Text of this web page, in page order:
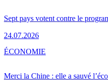
Sept pays votent contre le
24.07.2026
Merci la Chine : elle a sauvé
ÉCONOMIE